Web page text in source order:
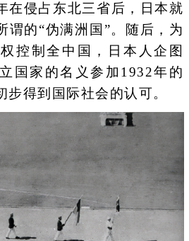
侵占东北三省后，日本就
谓的“伪满洲国”。随后，为
控制全中国，日本人企图
国家的名义参加1932年的
得到国际社会的认可。